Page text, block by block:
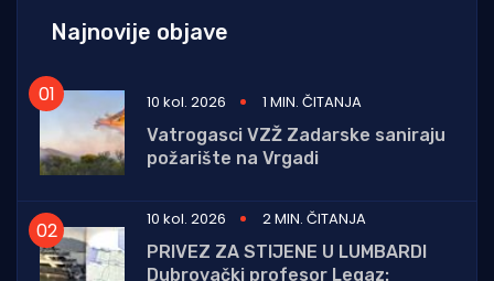
Najnovije objave
10 kol. 2026
1 MIN. ČITANJA
Vatrogasci VZŽ Zadarske saniraju
požarište na Vrgadi
10 kol. 2026
2 MIN. ČITANJA
PRIVEZ ZA STIJENE U LUMBARDI
Dubrovački profesor Legaz: